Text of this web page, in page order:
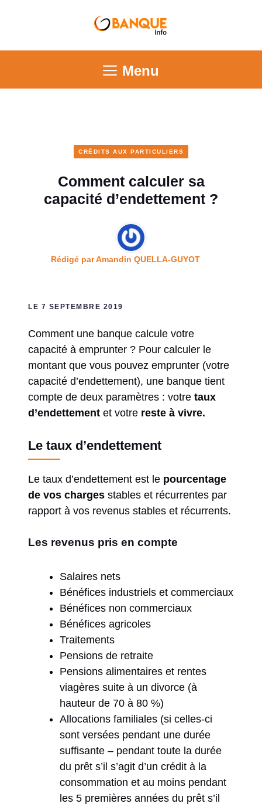
Menu
CRÉDITS AUX PARTICULIERS
Comment calculer sa
capacité d’endettement ?
Rédigé parAmandin QUELLA-GUYOT
LE 7 SEPTEMBRE 2019
Comment une banque calcule votre
capacité à emprunter ? Pour calculer le
montant que vous pouvez emprunter (votre
capacité d’endettement), une banque tient
compte de deux paramètres : votre taux
d’endettement et votre reste à vivre.
Le taux d’endettement
Le taux d’endettement est le pourcentage
de vos charges stables et récurrentes par
rapport à vos revenus stables et récurrents.
Les revenus pris en compte
Salaires nets
Bénéfices industriels et commerciaux
Bénéfices non commerciaux
Bénéfices agricoles
Traitements
Pensions de retraite
Pensions alimentaires et rentes
viagères suite à un divorce (à
hauteur de 70 à 80 %)
Allocations familiales (si celles-ci
sont versées pendant une durée
suffisante – pendant toute la durée
du prêt s’il s’agit d’un crédit à la
consommation et au moins pendant
les 5 premières années du prêt s’il